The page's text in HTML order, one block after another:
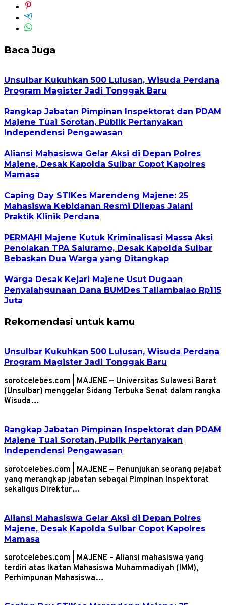
Baca Juga
Unsulbar Kukuhkan 500 Lulusan, Wisuda Perdana
Program Magister Jadi Tonggak Baru
Rangkap Jabatan Pimpinan Inspektorat dan PDAM
Majene Tuai Sorotan, Publik Pertanyakan
Independensi Pengawasan
Aliansi Mahasiswa Gelar Aksi di Depan Polres
Majene, Desak Kapolda Sulbar Copot Kapolres
Mamasa
Caping Day STIKes Marendeng Majene: 25
Mahasiswa Kebidanan Resmi Dilepas Jalani
Praktik Klinik Perdana
PERMAHI Majene Kutuk Kriminalisasi Massa Aksi
Penolakan TPA Saluramo, Desak Kapolda Sulbar
Bebaskan Dua Warga yang Ditangkap
Warga Desak Kejari Majene Usut Dugaan
Penyalahgunaan Dana BUMDes Tallambalao Rp115
Juta
Rekomendasi untuk kamu
Unsulbar Kukuhkan 500 Lulusan, Wisuda Perdana
Program Magister Jadi Tonggak Baru
sorotcelebes.com | MAJENE — Universitas Sulawesi Barat
(Unsulbar) menggelar Sidang Terbuka Senat dalam rangka
Wisuda…
Rangkap Jabatan Pimpinan Inspektorat dan PDAM
Majene Tuai Sorotan, Publik Pertanyakan
Independensi Pengawasan
sorotcelebes.com | MAJENE — Penunjukan seorang pejabat
yang merangkap jabatan sebagai Pimpinan Inspektorat
sekaligus Direktur…
Aliansi Mahasiswa Gelar Aksi di Depan Polres
Majene, Desak Kapolda Sulbar Copot Kapolres
Mamasa
sorotcelebes.com | MAJENE – Aliansi mahasiswa yang
terdiri atas Ikatan Mahasiswa Muhammadiyah (IMM),
Perhimpunan Mahasiswa…